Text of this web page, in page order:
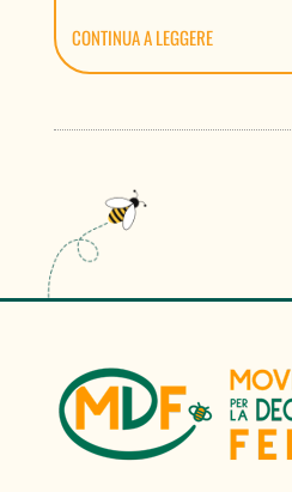
CONTINUA A LEGGERE